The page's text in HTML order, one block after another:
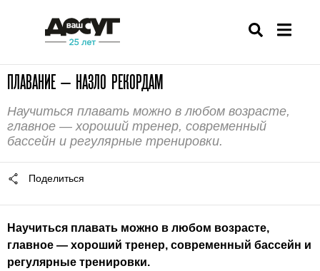
ПЛАВАНИЕ — НАЗЛО РЕКОРДАМ
Научиться плавать можно в любом возрасте,
главное — хороший тренер, современный
бассейн и регулярные тренировки.
Поделиться
Научиться плавать можно в любом возрасте,
главное — хороший тренер, современный бассейн и
регулярные тренировки.